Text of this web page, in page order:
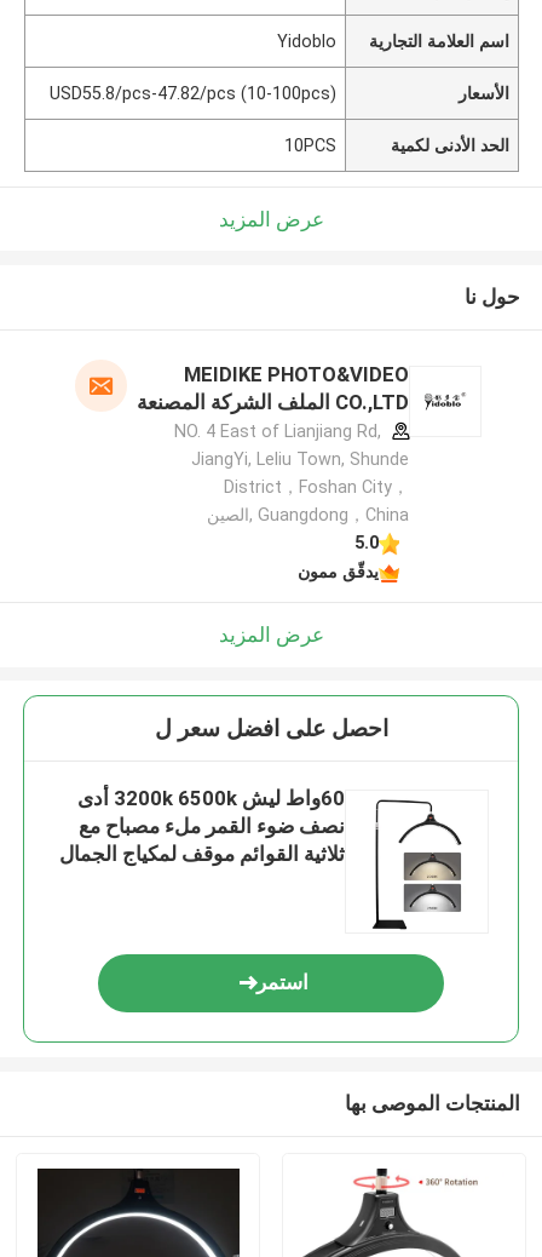
اسم العلامة التجارية Yidoblo
الأسعار USD55.8/pcs-47.82/pcs (10-100pcs)
الحد الأدنى لكمية 10PCS
عرض المزيد
حول نا
MEIDIKE PHOTO&VIDEO
CO.,LTD الملف الشركة المصنعة
NO. 4 East of Lianjiang Rd,
JiangYi, Leliu Town, Shunde
District，Foshan City，
Guangdong，China ,الصين
5.0
يدقّق ممون
عرض المزيد
احصل على افضل سعر ل
60واط ليش 3200k 6500k أدى
نصف ضوء القمر ملء مصباح مع
ثلاثية القوائم موقف لمكياج الجمال
استمر
المنتجات الموصى بها